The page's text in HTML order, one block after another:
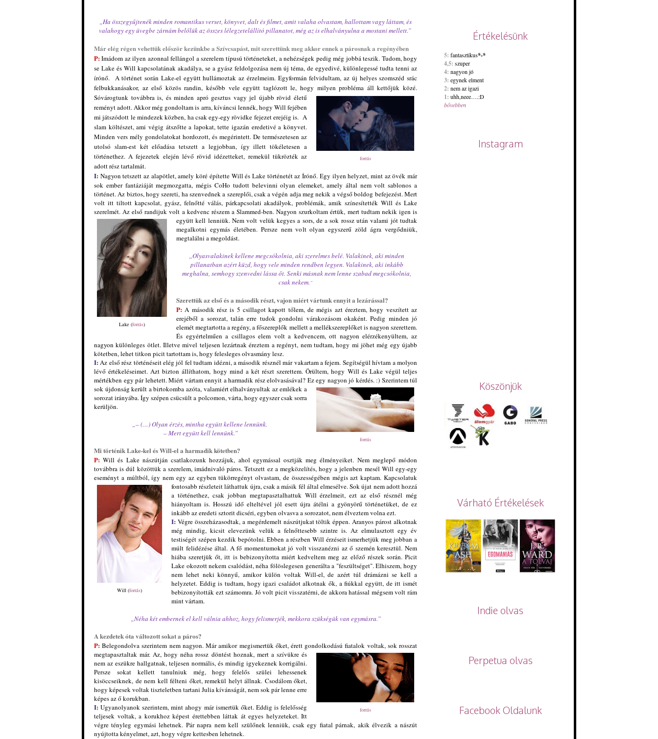
„Ha összegyűjtenék minden romantikus verset, könyvet, dalt és filmet, amit valaha olvastam, hallottam vagy láttam, és
valahogy egy üvegbe zárnám belőlük az összes lélegzetelállító pillanatot, még az is elhalványulna a mostani mellett.”
Már elég régen vehettük először kezünkbe a Szívcsapást, mit szerettünk meg akkor ennek a párosnak a regényében
P:Imádom az ilyen azonnal fellángol a szerelem típusú történeteket, a nehézségek pedig még jobbá teszik. Tudom, hogy
se Lake és Will kapcsolatának akadálya, se a gyász feldolgozása nem új téma, de egyedivé, különlegessé tudta tenni az
írónő. A történet során Lake-el együtt hullámoztak az érzelmeim. Egyformán felvidultam, az új helyes szomszéd srác
felbukkanásakor, az első közös randin, később vele együtt taglózott le, hogy milyen
forrás
probléma áll kettőjük közé.
Sóvárogtunk továbbra is, és minden apró gesztus vagy jel újabb rövid életű
reményt adott. Akkor még gondoltam is arra, kíváncsi lennék, hogy Will fejében
mi játszódott le mindezek közben, ha csak egy-egy rövidke fejezet erejéig is. A
slam költészet, ami végig átszőtte a lapokat, tette igazán eredetivé a könyvet.
Minden vers mély gondolatokat hordozott, és megérintett. De természetesen az
utolsó slam-est két előadása tetszett a legjobban, így illett tökéletesen a
történethez. A fejezetek elején lévő rövid idézetteket, remekül tükrözték az
adott rész tartalmát.
I: Nagyon tetszett az alapötlet, amely köré építette Will és Lake történetét az Írónő. Egy ilyen helyzet, mint az övék már
sok ember fantáziáját megmozgatta, mégis CoHo tudott belevinni olyan elemeket, amely által nem volt sablonos a
történet. Az biztos, hogy szereti, ha szenvednek a szereplői, csak a végén adja meg nekik a végső boldog befejezést. Mert
volt itt tiltott kapcsolat, gyász, felnőtté válás, párkapcsolati akadályok, problémák, amik színesítették Will és Lake
szerelmét. Az első randijuk volt a kedvenc részem a Slammed-ben. Nagyon szurkoltam értük, mert tudtam nekik igen is
együtt kell lenniük. Nem volt velük
Lake (forrás)
kegyes a sors, de a sok rossz után valami jót tudtak
megalkotni egymás életében. Persze nem volt olyan egyszerű zöld ágra vergődniük,
megtalálni a megoldást.
„Olyasvalakinek kellene megcsókolnia, aki szerelmes belé. Valakinek, aki minden
pillanatban azért küzd, hogy vele minden rendben legyen. Valakinek, aki inkább
meghalna, semhogy szenvedni lássa őt. Senki másnak nem lenne szabad megcsókolnia,
csak nekem. ”
Szerettük az első és a második részt, vajon miért vártunk ennyit a lezárással?
P: A második rész is 5 csillagot kapott tőlem, de mégis azt éreztem, hogy veszített az
erejéből a sorozat, talán erre tudok gondolni várakozásom okaként. Pedig minden jó
elemét megtartotta a regény, a főszereplők mellett a mellékszereplőket is nagyon szerettem.
És egyértelműen a csillagos elem volt a kedvencem, ott nagyon elérzékenyültem, az
nagyon különleges ötlet. Illetve mivel teljesen lezártnak éreztem a regényt, nem tudtam, hogy mi jöhet még egy újabb
kötetben, lehet titkon picit tartottam is, hogy felesleges olvasmány lesz.
I: Az első rész történéseit elég jól fel tudtam idézni, a második résznél már vakartam a fejem. Segítségül hívtam a molyon
lévő értékeléseimet. Azt bizton állíthatom, hogy mind a két részt szerettem. Örültem, hogy Will és Lake végül teljes
mértékben egy pár lehetett. Miért vártam ennyit a harmadik rész elolvasásával? Ez egy nagyon jó kérdés. :) Szerintem túl
sok újdonság
forrás
került a birtokomba azóta, valamiért elhalványultak az emlékek a
sorozat irányába. Így szépen csücsült a polcomon, várta, hogy egyszer csak sorra
kerüljön.
„– (…) Olyan érzés, mintha együtt kellene lennünk.
– Mert együtt kell lennünk.”
Mi történik Lake-kel és Will-el a harmadik kötetben?
P: Will és Lake nászútján csatlakozunk hozzájuk, ahol egymással osztják meg élményeiket. Nem meglepő módon
továbbra is dúl közöttük a szerelem, imádnivaló páros. Tetszett ez a megközelítés, hogy a jelenben mesél Will egy-egy
eseményt a múltból, így nem egy az egyben tükörregényt olvastam, de összességében mégis azt kaptam. Kapcsolatuk
fontosabb
Will (forrás)
részleteit láthattuk újra, csak a másik fél által elmesélve. Sok újat nem adott hozzá
a történethez, csak jobban megtapasztalhattuk Will érzelmeit, ezt az első résznél még
hiányoltam is. Hosszú idő elteltével jól esett újra átélni a gyönyörű történetüket, de ez
inkább az eredeti sztorit dicséri, egyben olvasva a sorozatot, nem élveztem volna ezt.
I: Végre összeházasodtak, a megérdemelt nászútjukat töltik éppen. Aranyos párost alkotnak
még mindig, kicsit elevezünk velük a felnőttesebb szintre is. Az elmulasztott egy év
testiségét szépen kezdik bepótolni. Ebben a részben Will érzéseit ismerhetjük meg jobban a
múlt felidézése által. A fő momentumokat jó volt visszanézni az ő szemén keresztül. Nem
hiába szeretjük őt, itt is bebizonyította miért kedveltem meg az előző részek során. Picit
Lake okozott nekem csalódást, néha fölöslegesen generálta a "feszültséget". Elhiszem, hogy
nem lehet neki könnyű, amikor külön voltak Will-el, de azért túl drámázni se kell a
helyzetet. Eddig is tudtam, hogy igazi családot alkotnak ők, a fiúkkal együtt, de itt ismét
bebizonyították ezt számomra. Jó volt picit visszatérni, de akkora hatással mégsem volt rám
mint vártam.
„Néha két embernek el kell válnia ahhoz, hogy felismerjék, mekkora szükségük van egymásra.”
A kezdetek óta változott sokat a páros?
P: Belegondolva szerintem nem nagyon. Már amikor megismertük őket, érett gondolkodású fiatalok voltak, sok rosszat
megtapasztaltak már. Az, hogy néha rossz döntést hoznak, mert a
forrás
szívükre és
nem az eszükre hallgatnak, teljesen normális, és mindig igyekeznek korrigálni.
Persze sokat kellett tanulniuk még, hogy felelős szülei lehessenek
kisöccseiknek, de nem kell félteni őket, remekül helyt állnak. Csodálom őket,
hogy képesek voltak tiszteletben tartani Julia kívánságát, nem sok pár lenne erre
képes az ő korukban.
I: Ugyanolyanok szerintem, mint ahogy már ismertük őket. Eddig is felelősség
teljesek voltak, a korukhoz képest érettebben láttak át egyes helyzeteket. Itt
végre tényleg egymási lehetnek. Pár napra nem kell szülőnek lenniük, csak egy fiatal párnak, akik élvezik a nászút
nyújtotta kényelmet, azt, hogy végre kettesben lehetnek.
Értékelésünk
5: fantasztikus*-*
4,5: szuper
4: nagyon jó
3: egynek elment
2: nem az igazi
1: uhh,neee….:D
bővebben
Instagram
Köszönjük
Várható Értékelések
Indie olvas
Perpetua olvas
Facebook Oldalunk